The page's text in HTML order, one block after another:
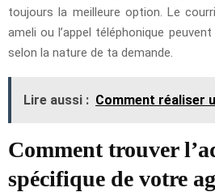
toujours la meilleure option. Le
ameli ou l’appel téléphonique
selon la nature de ta demande.
Lire aussi : Comment réaliser
Comment trouver
spécifique de votre